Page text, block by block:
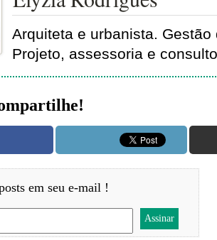
Arquiteta e urbanista.
Projeto, assessoria e
em seu e-mail !